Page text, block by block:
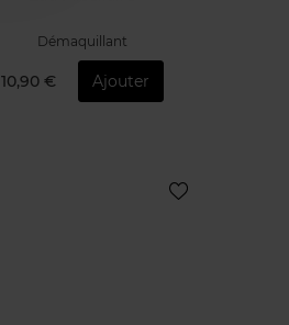
Démaquillant
10,90 € Ajouter